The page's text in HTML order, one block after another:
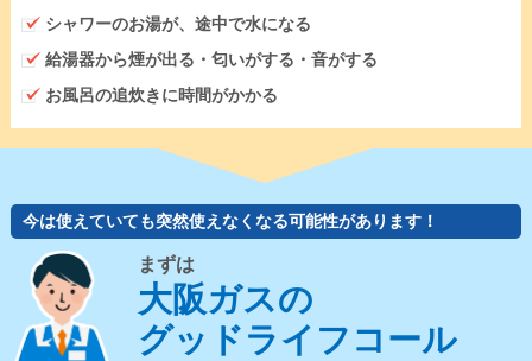
シャワーのお湯が、途中で水になる
給湯器から煙が出る・匂いがする・音がする
お風呂の追炊きに時間がかかる
今は使えていても突然使えなくなる可能性があります！
まずは
大阪ガスの
グッドライフコール